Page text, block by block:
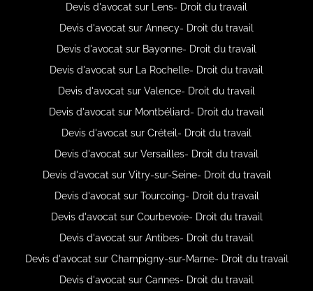
Devis d'avocat sur Lens- Droit du travail
Devis d'avocat sur Annecy- Droit du travail
Devis d'avocat sur Bayonne- Droit du travail
Devis d'avocat sur La Rochelle- Droit du travail
Devis d'avocat sur Valence- Droit du travail
Devis d'avocat sur Montbéliard- Droit du travail
Devis d'avocat sur Créteil- Droit du travail
Devis d'avocat sur Versailles- Droit du travail
Devis d'avocat sur Vitry-sur-Seine- Droit du travail
Devis d'avocat sur Tourcoing- Droit du travail
Devis d'avocat sur Courbevoie- Droit du travail
Devis d'avocat sur Antibes- Droit du travail
Devis d'avocat sur Champigny-sur-Marne- Droit du travail
Devis d'avocat sur Cannes- Droit du travail